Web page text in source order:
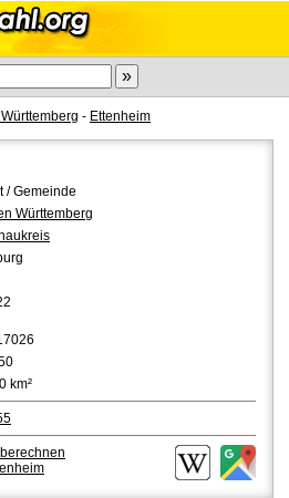
- Ettenheim
/ Gemeinde
Württemberg
km²